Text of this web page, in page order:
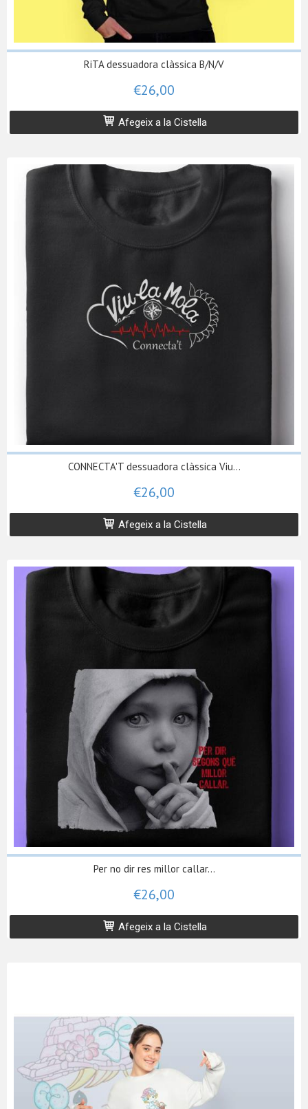
RiTA dessuadora clàssica B/N/V
€26,00
Afegeix a la Cistella
CONNECTA'T dessuadora clàssica Viu...
€26,00
Afegeix a la Cistella
Per no dir res millor callar...
€26,00
Afegeix a la Cistella